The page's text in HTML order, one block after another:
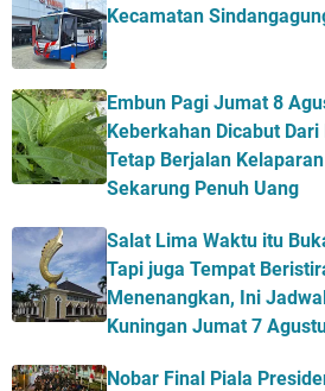
Kecamatan
Embun Pagi Jumat 8
Keberkahan Dicabut
Tetap Berjalan
Sekarung Penuh Uang
Salat Lima Waktu itu
Tapi juga Tempat
Menenangkan, Ini
Kuningan Jumat 7
Nobar Final Piala